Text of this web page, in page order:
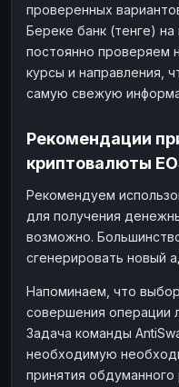
проверенных
Береке банк (тенге)
постоянно проверяем
курсы и направления,
самую свежую
Рекомендации
криптовалюты
Рекомендуем
для получения
возможно.
сгенерировать новый
Напоминаем, что
совершения операции
Задача команды
необходимую
принятия